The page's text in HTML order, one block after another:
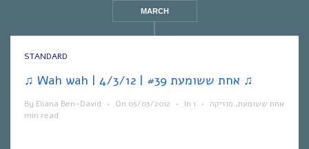
MARCH
STANDARD
♫ Wah wah | אחת ששומעת #39 | 4/3/12 ♫
By Eliana Ben-David • On 05/03/2012 • In אחת ששומעת, מוזיקה •
1
min read